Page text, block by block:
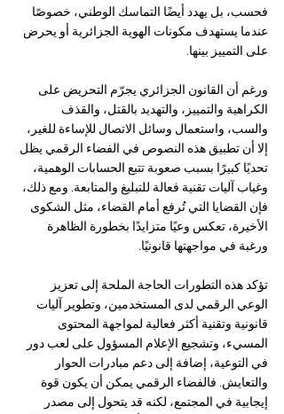
فحسب، بل يهدد أيضًا التماسك الوطني، خصوصًا
عندما يستهدف مكونات الهوية الجزائرية أو يحرض
على التمييز بينها.
ورغم أن القانون الجزائري يجرّم التحريض على
الكراهية والتمييز، والتهديد بالقتل، والقذف
والسب، واستعمال وسائل الاتصال للإساءة للغير،
إلا أن تطبيق هذه النصوص في الفضاء الرقمي يظل
تحديًا كبيرًا بسبب صعوبة تتبع الحسابات الوهمية،
وغياب آليات تقنية فعالة للتبليغ والمتابعة. ومع ذلك،
فإن القضايا التي تُرفع أمام القضاء، مثل الشكوى
الأخيرة، تعكس وعيًا متزايدًا بخطورة الظاهرة
ورغبة في مواجهتها قانونيًا.
تؤكد هذه التطورات الحاجة الملحة إلى تعزيز
الوعي الرقمي لدى المستخدمين، وتطوير آليات
قانونية وتقنية أكثر فعالية لمواجهة المحتوى
المسيء، وتشجيع الإعلام المسؤول على لعب دور
في التوعية، إضافة إلى دعم مبادرات الحوار
والتعايش. فالفضاء الرقمي يمكن أن يكون قوة
إيجابية في المجتمع، لكنه قد يتحول إلى مصدر